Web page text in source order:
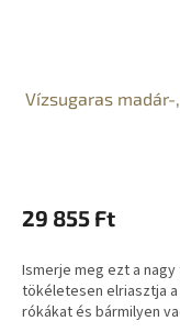
Vízsugaras
29 855 Ft
Ismerje meg ezt a
tökéletesen elriasztja
rókákat és bármilyen